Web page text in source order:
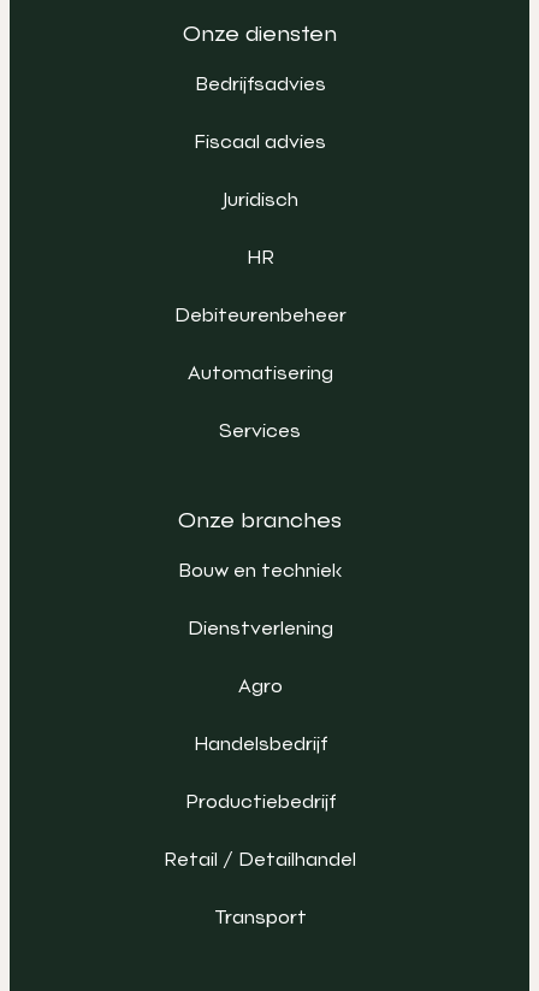
Onze diensten
Bedrijfsadvies
Fiscaal advies
Juridisch
HR
Debiteurenbeheer
Automatisering
Services
Onze branches
Bouw en techniek
Dienstverlening
Agro
Handelsbedrijf
Productiebedrijf
Retail / Detailhandel
Transport